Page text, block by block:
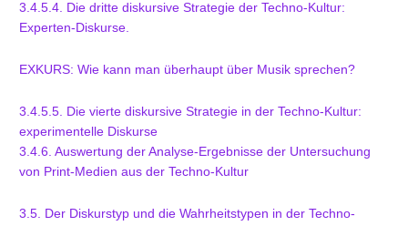
3.4.5.4. Die dritte diskursive Strategie der Techno-Kultur:
Experten-Diskurse.
EXKURS: Wie kann man überhaupt über Musik sprechen?
3.4.5.5. Die vierte diskursive Strategie in der Techno-Kultur:
experimentelle Diskurse
3.4.6. Auswertung der Analyse-Ergebnisse der Untersuchung
von Print-Medien aus der Techno-Kultur
3.5. Der Diskurstyp und die Wahrheitstypen in der Techno-